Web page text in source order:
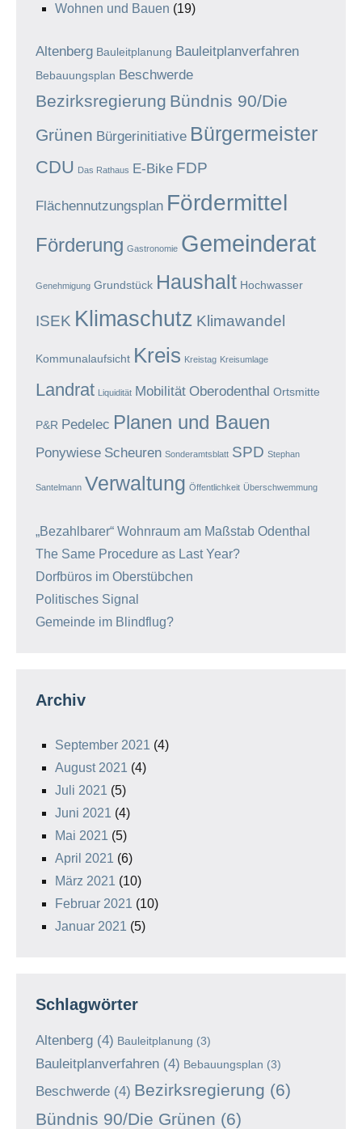
Wohnen und Bauen (19)
Altenberg Bauleitplanung Bauleitplanverfahren
Bebauungsplan Beschwerde
Bezirksregierung Bündnis 90/Die
Grünen Bürgerinitiative Bürgermeister
CDU Das Rathaus E-Bike FDP
Flächennutzungsplan Fördermittel
Förderung Gastronomie Gemeinderat
Genehmigung Grundstück Haushalt Hochwasser
ISEK Klimaschutz Klimawandel
Kommunalaufsicht Kreis Kreistag Kreisumlage
Landrat Liquidität Mobilität Oberodenthal Ortsmitte
P&R Pedelec Planen und Bauen
Ponywiese Scheuren Sonderamtsblatt SPD Stephan
Santelmann Verwaltung Öffentlichkeit Überschwemmung
„Bezahlbarer“ Wohnraum am Maßstab Odenthal
The Same Procedure as Last Year?
Dorfbüros im Oberstübchen
Politisches Signal
Gemeinde im Blindflug?
Archiv
September 2021 (4)
August 2021 (4)
Juli 2021 (5)
Juni 2021 (4)
Mai 2021 (5)
April 2021 (6)
März 2021 (10)
Februar 2021 (10)
Januar 2021 (5)
Schlagwörter
Altenberg (4) Bauleitplanung (3)
Bauleitplanverfahren (4) Bebauungsplan (3)
Beschwerde (4) Bezirksregierung (6)
Bündnis 90/Die Grünen (6)